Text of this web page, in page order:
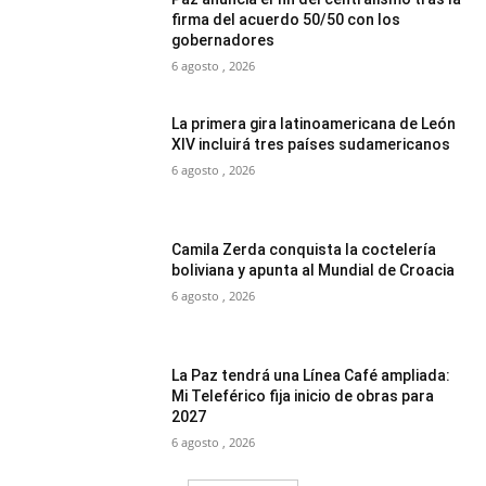
firma del acuerdo 50/50 con los
gobernadores
6 agosto , 2026
La primera gira latinoamericana de León
XIV incluirá tres países sudamericanos
6 agosto , 2026
Camila Zerda conquista la coctelería
boliviana y apunta al Mundial de Croacia
6 agosto , 2026
La Paz tendrá una Línea Café ampliada:
Mi Teleférico fija inicio de obras para
2027
6 agosto , 2026